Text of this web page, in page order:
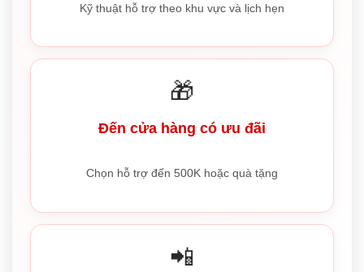
Kỹ thuật hỗ trợ theo khu vực và lịch hẹn
🎁
Đến cửa hàng có ưu đãi
Chọn hỗ trợ đến 500K hoặc quà tặng
📲